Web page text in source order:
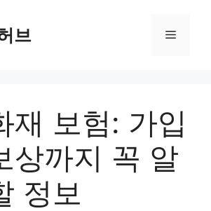
브 메
재 보험: 가입
상까지 꼭 알
정보